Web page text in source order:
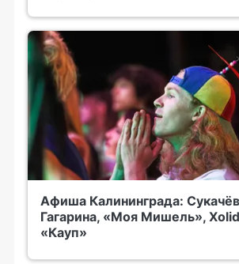
Афиша Калининграда:
Гагарина, «Моя Мишель»,
«Кауп»